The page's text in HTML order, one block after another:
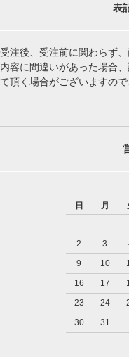
表
受注後、受注前に関わらず
内容に間違いがあった場合
て頂く場合がございますので
日
月
2
3
9
10
16
17
23
24
30
31